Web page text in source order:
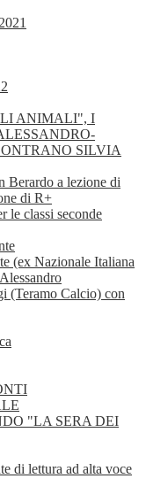
ANIMALI", I
SILVIA
Berardo a lezione di
di R+
le classi seconde
(ex Nazionale Italiana
(Teramo Calcio) con
"LA SERA DEI
di lettura ad alta voce